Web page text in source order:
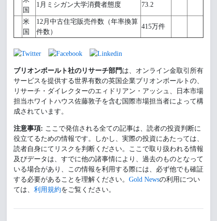
国
1月ミシガン大学消費者態度 73.2
米
国
12月中古住宅販売件数（年率換算
件数）
415万件
ブリオンボールト社のリサーチ部門 は、オンライン金取引所有
サービスを提供する世界有数の英国企業ブリオンボールトの、
リサーチ・ダイレクターのエィドリアン・アッシュ、日本市場
担当ホワイトハウス佐藤敦子を含む国際市場担当者によって構
成されています。
注意事項: ここで発信される全ての記事は、読者の投資判断に
役立てるための情報です。しかし、実際の投資にあたっては、
読者自身にてリスクを判断ください。ここで取り扱われる情報
及びデータは、すでに他の諸事情により、過去のものとなって
いる場合があり、この情報を利用する際には、必ず他でも確証
する必要があることを理解ください。 Gold Newsの利用につい
ては、 利用規約をご覧ください。